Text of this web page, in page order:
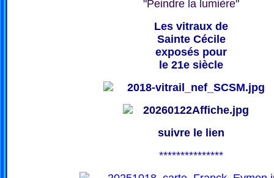
"Peindre la lumière"
Les vitraux de
Sainte Cécile
exposés pour
le 21e siècle
suivre le lien
***************